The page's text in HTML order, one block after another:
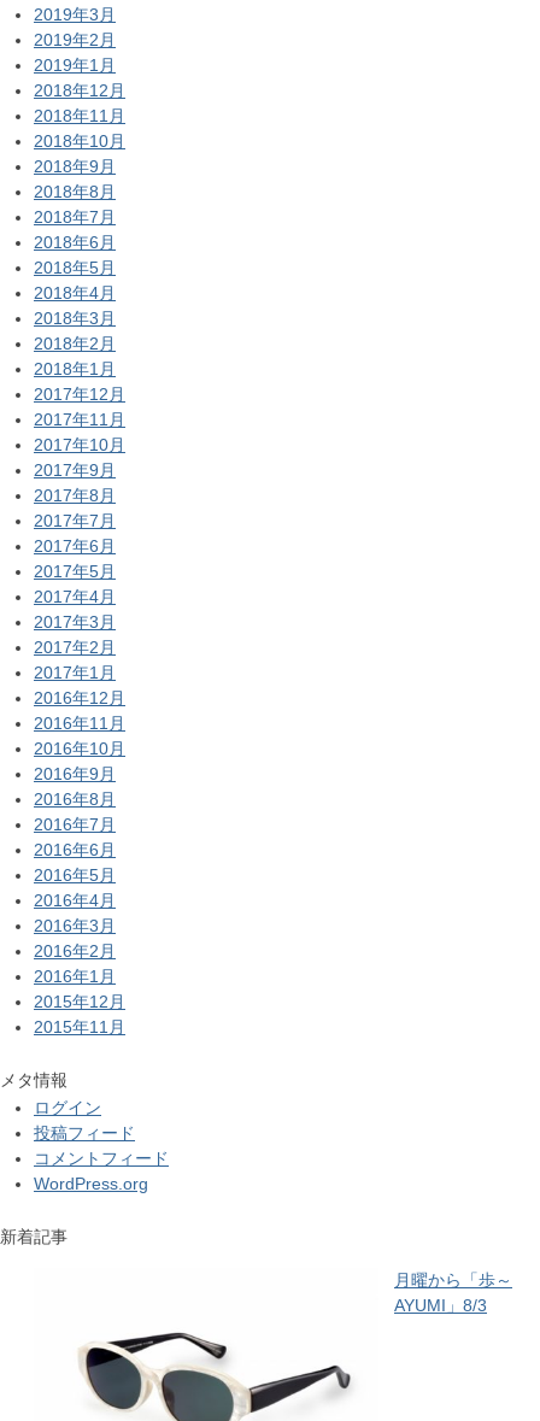
2019年3月
2019年2月
2019年1月
2018年12月
2018年11月
2018年10月
2018年9月
2018年8月
2018年7月
2018年6月
2018年5月
2018年4月
2018年3月
2018年2月
2018年1月
2017年12月
2017年11月
2017年10月
2017年9月
2017年8月
2017年7月
2017年6月
2017年5月
2017年4月
2017年3月
2017年2月
2017年1月
2016年12月
2016年11月
2016年10月
2016年9月
2016年8月
2016年7月
2016年6月
2016年5月
2016年4月
2016年3月
2016年2月
2016年1月
2015年12月
2015年11月
メタ情報
ログイン
投稿フィード
コメントフィード
WordPress.org
新着記事
月曜から「歩～
AYUMI」8/3